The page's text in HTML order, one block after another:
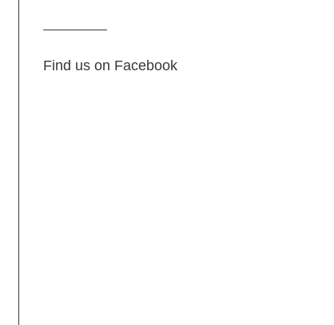
Find us on Facebook